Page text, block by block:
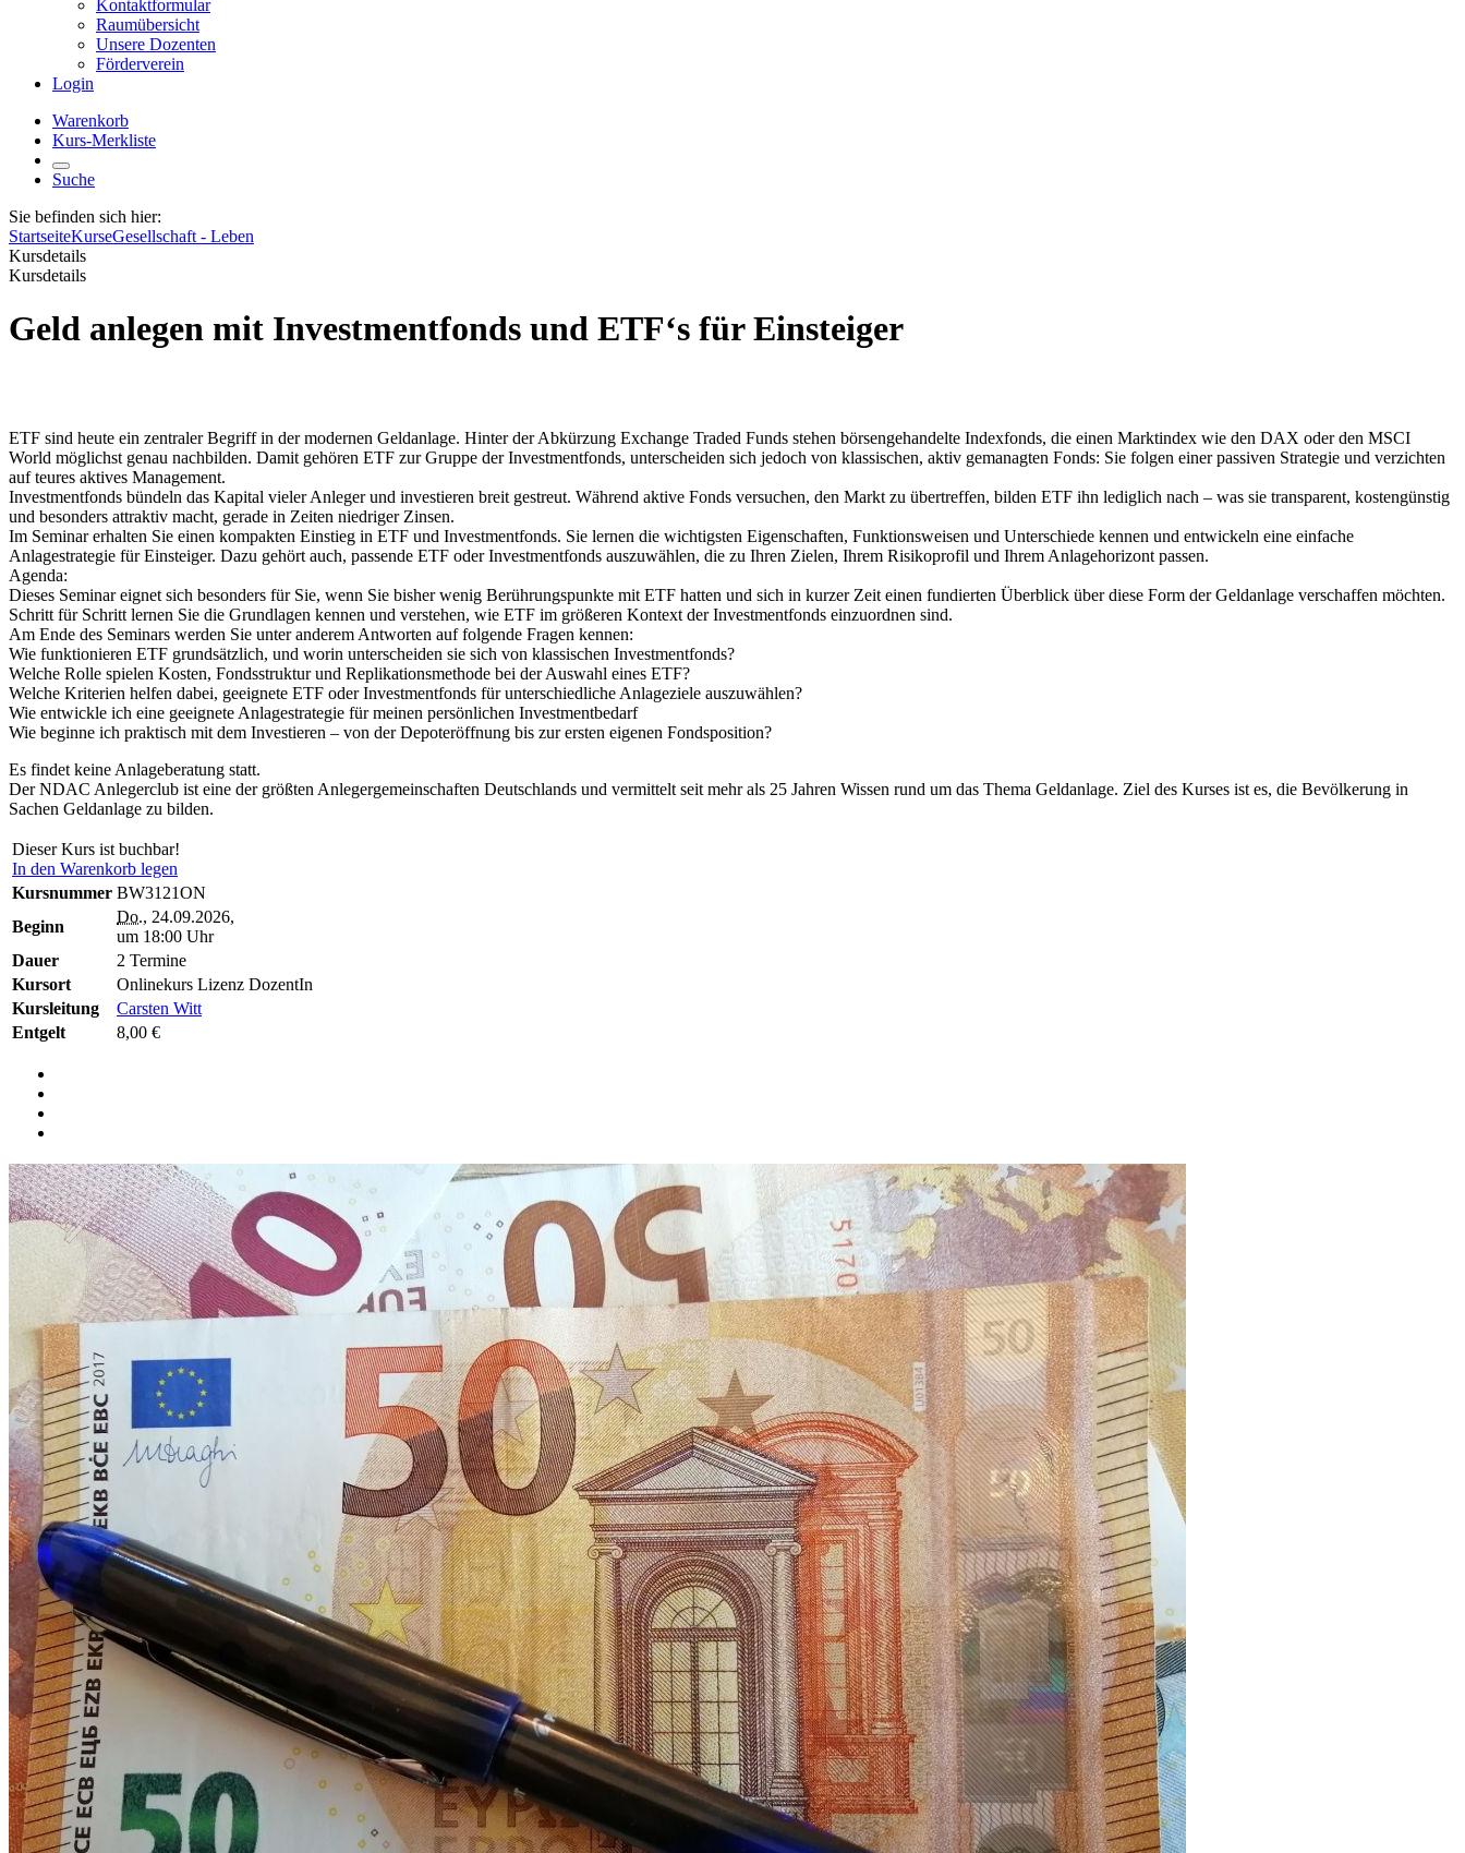
Kontaktformular
Raumübersicht
Unsere Dozenten
Förderverein
Login
Warenkorb
Kurs-Merkliste
Suche
Sie befinden sich hier:
StartseiteKurseGesellschaft - Leben
Kursdetails
Kursdetails
Geld anlegen mit Investmentfonds und ETF‘s für Einsteiger
ETF sind heute ein zentraler Begriff in der modernen Geldanlage. Hinter der Abkürzung Exchange Traded Funds stehen börsengehandelte Indexfonds, die einen Marktindex wie den DAX oder den MSCI
World möglichst genau nachbilden. Damit gehören ETF zur Gruppe der Investmentfonds, unterscheiden sich jedoch von klassischen, aktiv gemanagten Fonds: Sie folgen einer passiven Strategie und verzichten
auf teures aktives Management.
Investmentfonds bündeln das Kapital vieler Anleger und investieren breit gestreut. Während aktive Fonds versuchen, den Markt zu übertreffen, bilden ETF ihn lediglich nach – was sie transparent, kostengünstig
und besonders attraktiv macht, gerade in Zeiten niedriger Zinsen.
Im Seminar erhalten Sie einen kompakten Einstieg in ETF und Investmentfonds. Sie lernen die wichtigsten Eigenschaften, Funktionsweisen und Unterschiede kennen und entwickeln eine einfache
Anlagestrategie für Einsteiger. Dazu gehört auch, passende ETF oder Investmentfonds auszuwählen, die zu Ihren Zielen, Ihrem Risikoprofil und Ihrem Anlagehorizont passen.
Agenda:
Dieses Seminar eignet sich besonders für Sie, wenn Sie bisher wenig Berührungspunkte mit ETF hatten und sich in kurzer Zeit einen fundierten Überblick über diese Form der Geldanlage verschaffen möchten.
Schritt für Schritt lernen Sie die Grundlagen kennen und verstehen, wie ETF im größeren Kontext der Investmentfonds einzuordnen sind.
Am Ende des Seminars werden Sie unter anderem Antworten auf folgende Fragen kennen:
Wie funktionieren ETF grundsätzlich, und worin unterscheiden sie sich von klassischen Investmentfonds?
Welche Rolle spielen Kosten, Fondsstruktur und Replikationsmethode bei der Auswahl eines ETF?
Welche Kriterien helfen dabei, geeignete ETF oder Investmentfonds für unterschiedliche Anlageziele auszuwählen?
Wie entwickle ich eine geeignete Anlagestrategie für meinen persönlichen Investmentbedarf
Wie beginne ich praktisch mit dem Investieren – von der Depoteröffnung bis zur ersten eigenen Fondsposition?
Es findet keine Anlageberatung statt.
Der NDAC Anlegerclub ist eine der größten Anlegergemeinschaften Deutschlands und vermittelt seit mehr als 25 Jahren Wissen rund um das Thema Geldanlage. Ziel des Kurses ist es, die Bevölkerung in
Sachen Geldanlage zu bilden.
Dieser Kurs ist buchbar!
In den Warenkorb legen
Kursnummer BW3121ON
Beginn
Do., 24.09.2026,
um 18:00 Uhr
Dauer
2 Termine
Kursort
Onlinekurs Lizenz DozentIn
Kursleitung
Carsten Witt
Entgelt
8,00 €